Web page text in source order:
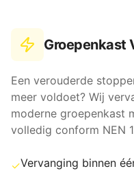
Groepenkast
Een verouderde
meer voldoet? Wij
moderne groepenkast
volledig conform NEN
✓Vervanging binnen